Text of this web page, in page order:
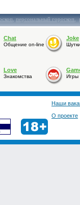
,персональный гороскоп,
Chat
Общение on-line
Joke
Love
Знакомства Игры
Наши
О проекте